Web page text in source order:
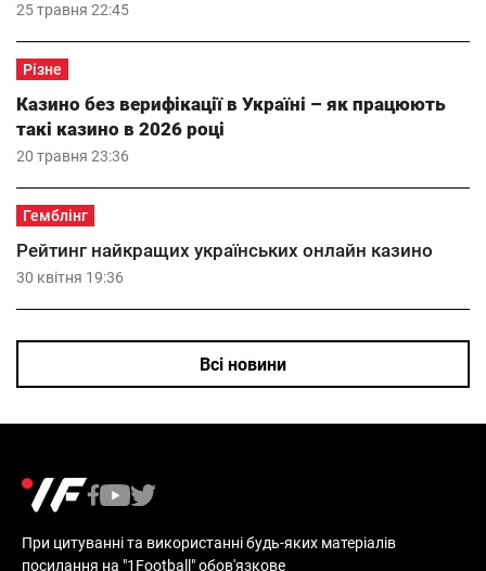
25 травня 22:45
Різне
20 травня 23:36
Казино без верифікації в Україні – як працюють
такі казино в 2026 році
Гемблінг
30 квітня 19:36
Рейтинг найкращих українських онлайн казино
Всі новини
При цитуванні та використанні будь-яких матеріалів
посилання на "1Football" обов'язкове